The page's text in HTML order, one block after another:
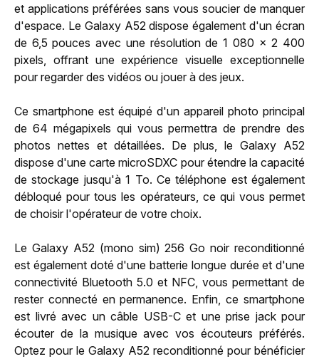
et applications préférées sans vous soucier de manquer
d'espace. Le Galaxy A52 dispose également d'un écran
de 6,5 pouces avec une résolution de 1 080 x 2 400
pixels, offrant une expérience visuelle exceptionnelle
pour regarder des vidéos ou jouer à des jeux.
Ce smartphone est équipé d'un appareil photo principal
de 64 mégapixels qui vous permettra de prendre des
photos nettes et détaillées. De plus, le Galaxy A52
dispose d'une carte microSDXC pour étendre la capacité
de stockage jusqu'à 1 To. Ce téléphone est également
débloqué pour tous les opérateurs, ce qui vous permet
de choisir l'opérateur de votre choix.
Le Galaxy A52 (mono sim) 256 Go noir reconditionné
est également doté d'une batterie longue durée et d'une
connectivité Bluetooth 5.0 et NFC, vous permettant de
rester connecté en permanence. Enfin, ce smartphone
est livré avec un câble USB-C et une prise jack pour
écouter de la musique avec vos écouteurs préférés.
Optez pour le Galaxy A52 reconditionné pour bénéficier